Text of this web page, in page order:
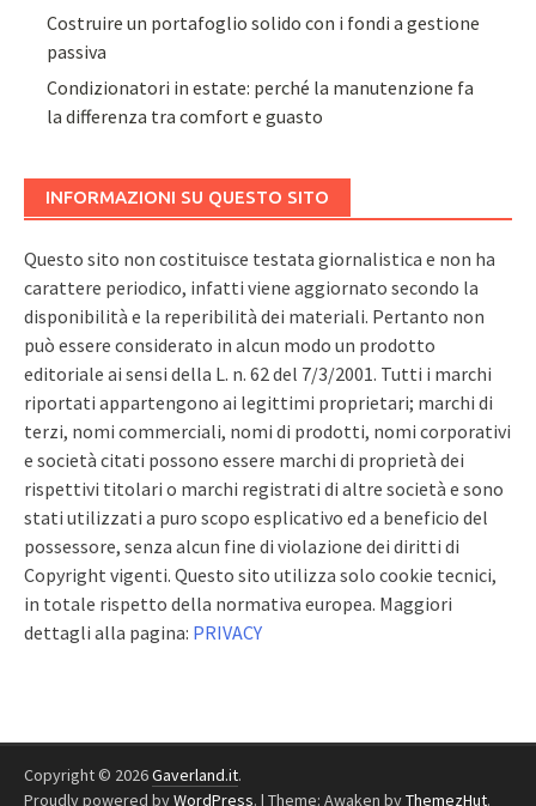
Costruire un portafoglio solido con i fondi a gestione
passiva
Condizionatori in estate: perché la manutenzione fa
la differenza tra comfort e guasto
INFORMAZIONI SU QUESTO SITO
Questo sito non costituisce testata giornalistica e non ha
carattere periodico, infatti viene aggiornato secondo la
disponibilità e la reperibilità dei materiali. Pertanto non
può essere considerato in alcun modo un prodotto
editoriale ai sensi della L. n. 62 del 7/3/2001. Tutti i marchi
riportati appartengono ai legittimi proprietari; marchi di
terzi, nomi commerciali, nomi di prodotti, nomi corporativi
e società citati possono essere marchi di proprietà dei
rispettivi titolari o marchi registrati di altre società e sono
stati utilizzati a puro scopo esplicativo ed a beneficio del
possessore, senza alcun fine di violazione dei diritti di
Copyright vigenti. Questo sito utilizza solo cookie tecnici,
in totale rispetto della normativa europea. Maggiori
dettagli alla pagina: PRIVACY
Copyright © 2026Gaverland.it.
Proudly powered byWordPress. | Theme: Awaken byThemezHut.